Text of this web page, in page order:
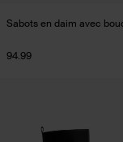
Sabots en daim avec
94.99